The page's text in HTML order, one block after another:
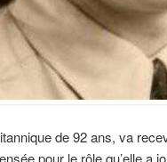
de 92 ans, va
pour le rôle qu’elle a